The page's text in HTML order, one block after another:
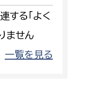
する「よく
ません
一覧を見る